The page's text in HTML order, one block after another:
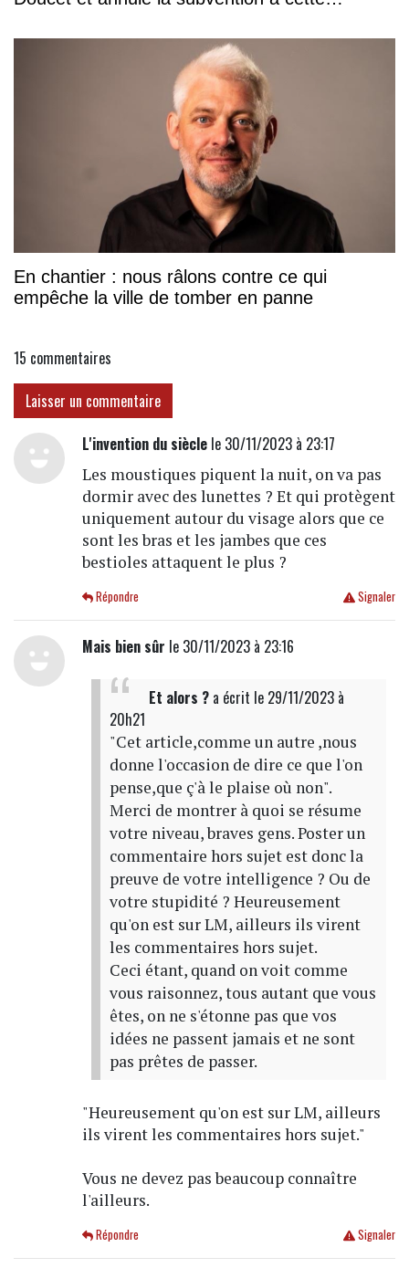
En chantier : nous râlons contre ce qui
empêche la ville de tomber en panne
15 commentaires
Laisser un commentaire
L'invention du sièclele 30/11/2023 à 23:17
Les moustiques piquent la nuit, on va pas
dormir avec des lunettes ? Et qui protègent
uniquement autour du visage alors que ce
sont les bras et les jambes que ces
bestioles attaquent le plus ?
Signaler
Répondre
Mais bien sûr le 30/11/2023 à 23:16
Et alors ?a écrit le 29/11/2023 à
20h21
"Cet article,comme un autre ,nous
donne l'occasion de dire ce que l'on
pense,que ç'à le plaise où non".
Merci de montrer à quoi se résume
votre niveau, braves gens. Poster un
commentaire hors sujet est donc la
preuve de votre intelligence ? Ou de
votre stupidité ? Heureusement
qu'on est sur LM, ailleurs ils virent
les commentaires hors sujet.
Ceci étant, quand on voit comme
vous raisonnez, tous autant que vous
êtes, on ne s'étonne pas que vos
idées ne passent jamais et ne sont
pas prêtes de passer.
"Heureusement qu'on est sur LM, ailleurs
ils virent les commentaires hors sujet."
Vous ne devez pas beaucoup connaître
l'ailleurs.
Signaler
Répondre